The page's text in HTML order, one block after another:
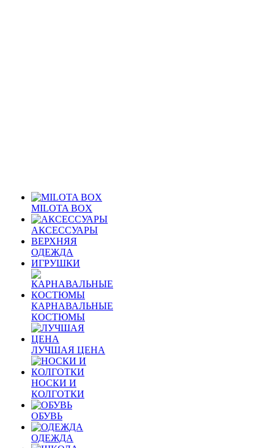
MILOTA BOX
АКСЕССУАРЫ
ВЕРХНЯЯ
ОДЕЖДА
ИГРУШКИ
КАРНАВАЛЬНЫЕ
КОСТЮМЫ
ЛУЧШАЯ ЦЕНА
НОСКИ И
КОЛГОТКИ
ОБУВЬ
ОДЕЖДА